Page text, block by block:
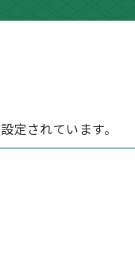
定されています。